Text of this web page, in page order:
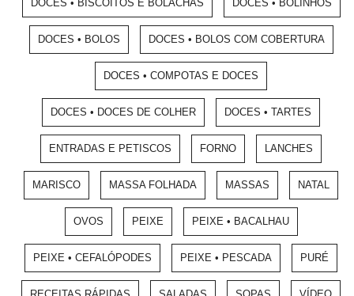
DOCES • BISCOITOS E BOLACHAS DOCES • BOLINHOS
DOCES • BOLOS DOCES • BOLOS COM COBERTURA
DOCES • COMPOTAS E DOCES
DOCES • DOCES DE COLHER DOCES • TARTES
ENTRADAS E PETISCOS FORNO LANCHES
MARISCO MASSA FOLHADA MASSAS NATAL
OVOS PEIXE PEIXE • BACALHAU
PEIXE • CEFALÓPODES PEIXE • PESCADA PURÉ